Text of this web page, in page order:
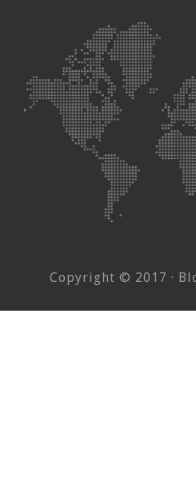
Copyright © 2017 ·